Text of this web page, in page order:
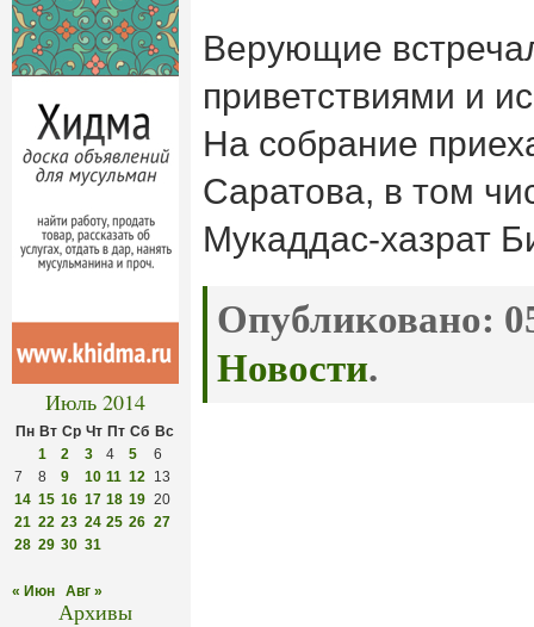
Июль 2014
Пн Вт Ср Чт Пт Сб Вс
1
2 3 4 5
6
7
8 9 10 11 12
13
14 15 16 17 18 19 20
21 22 23 24 25 26 27
28 29 30 31
« Июн Авг »
Архивы
Верующие
приветствиями и
На собрание
Саратова, в том
Мукаддас-хазрат
Опубликовано:
Новости.